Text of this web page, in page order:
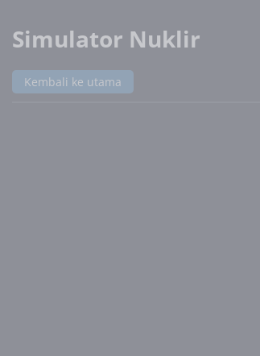
Simulator Nuklir
Kembali ke utama